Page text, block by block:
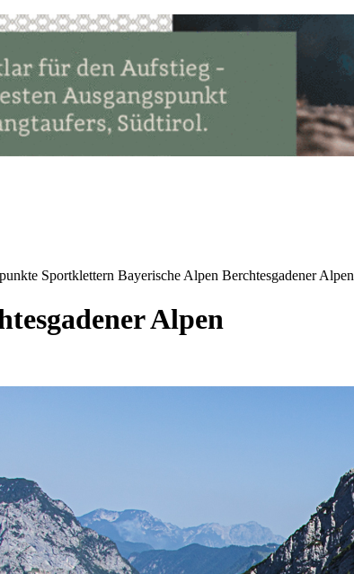
Sportklettern Bayerische Alpen Berchtesgadener Alpen
Alpen